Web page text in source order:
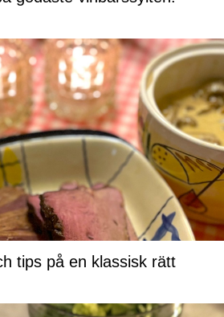
tips på en klassisk rätt